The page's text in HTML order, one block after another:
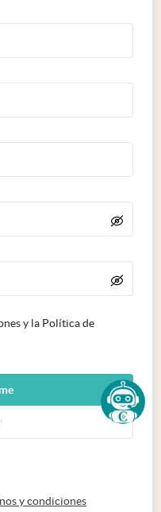
y la Política de
pestaña
y condicionesabre en nueva